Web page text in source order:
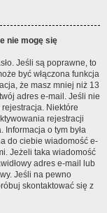
nie mogę się
Jeśli są poprawne, to
być włączona funkcja
że masz mniej niż 13
adres e-mail. Jeśli nie
rejestracja. Niektóre
rejestracji
o tym była
do ciebie wiadomość e-
Jeżeli taka wiadomość
adres e-mail lub
Jeśli na pewno
skontaktować się z